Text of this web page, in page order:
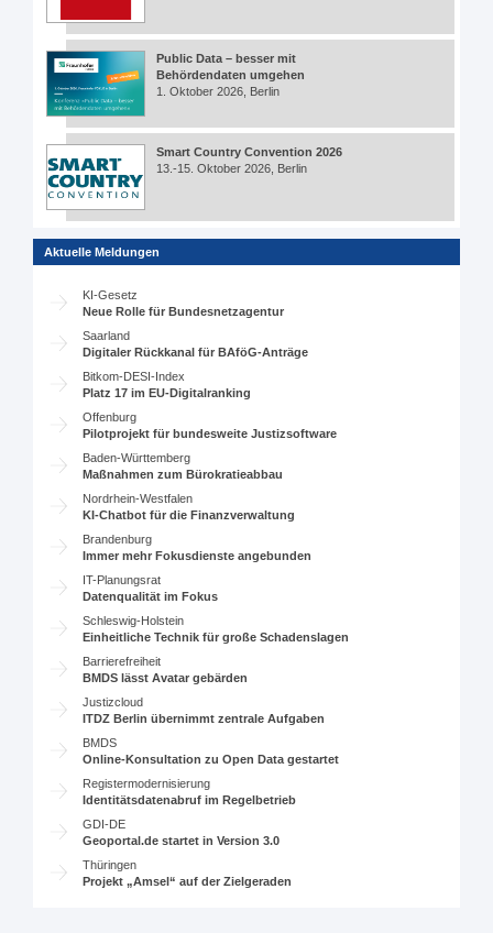
Public Data – besser mit
Behördendaten umgehen
1. Oktober 2026, Berlin
Smart Country Convention 2026
13.-15. Oktober 2026, Berlin
Aktuelle Meldungen
KI-Gesetz
Neue Rolle für Bundesnetzagentur
Saarland
Digitaler Rückkanal für BAföG-Anträge
Bitkom-DESI-Index
Platz 17 im EU-Digitalranking
Offenburg
Pilotprojekt für bundesweite Justizsoftware
Baden-Württemberg
Maßnahmen zum Bürokratieabbau
Nordrhein-Westfalen
KI-Chatbot für die Finanzverwaltung
Brandenburg
Immer mehr Fokusdienste angebunden
IT-Planungsrat
Datenqualität im Fokus
Schleswig-Holstein
Einheitliche Technik für große Schadenslagen
Barrierefreiheit
BMDS lässt Avatar gebärden
Justizcloud
ITDZ Berlin übernimmt zentrale Aufgaben
BMDS
Online-Konsultation zu Open Data gestartet
Registermodernisierung
Identitätsdatenabruf im Regelbetrieb
GDI-DE
Geoportal.de startet in Version 3.0
Thüringen
Projekt „Amsel“ auf der Zielgeraden